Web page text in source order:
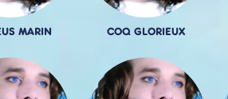
MARIN COQ GLORIEUX